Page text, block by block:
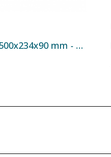
Bac à bec - 500x234x90 mm - 9,3 L